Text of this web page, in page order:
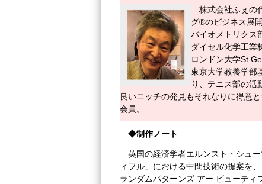
株式会社ふぇの
グ®のビジネス展
バイオメトリクス
ダイセル化学工業
ロンドン大学
東京大学教養学部
り、テニス部の活
良いニッチの発見もそれなりに得意
会員。
◆制作ノート
英国の経済学者エルンスト・シュ
ィフル」における中間技術の提案を
ランダムパターンズ アー ビューティ